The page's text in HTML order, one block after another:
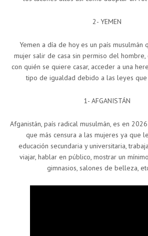
2- YEMEN
Yemen a día de hoy es un país musulmán
mujer salir de casa sin permiso del
con quién se quiere casar, acceder a una
tipo de igualdad debido a las leyes
1- AFGANISTÁN
Afganistán, país radical musulmán, es en
que más censura a las mujeres ya que
educación secundaria y universitaria,
viajar, hablar en público, mostrar un
gimnasios, salones de belleza,